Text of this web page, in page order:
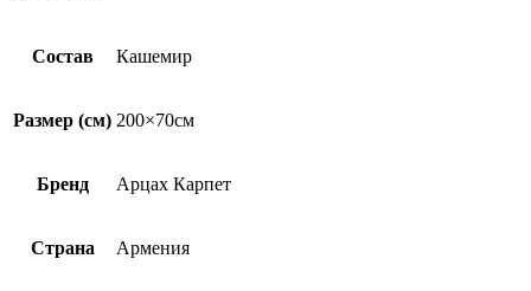
Состав Кашемир
Размер (см) 200×70см
Бренд Арцах Карпет
Страна Армения